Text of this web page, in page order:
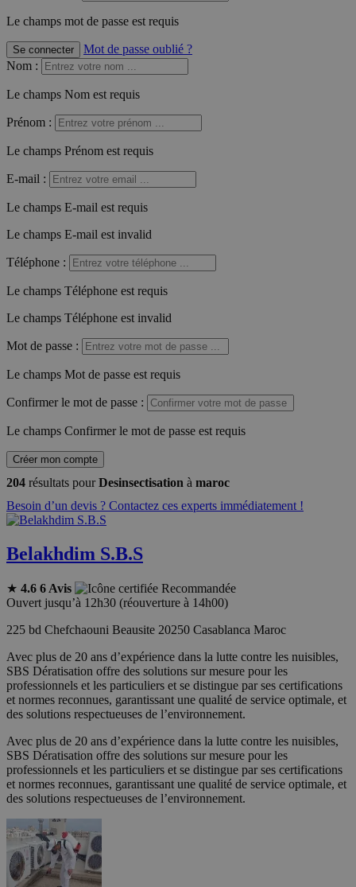
Le champs mot de passe est requis
Se connecter
Mot de passe oublié ?
Nom :
Le champs Nom est requis
Prénom :
Le champs Prénom est requis
E-mail :
Le champs E-mail est requis
Le champs E-mail est invalid
Téléphone :
Le champs Téléphone est requis
Le champs Téléphone est invalid
Mot de passe :
Le champs Mot de passe est requis
Confirmer le mot de passe :
Le champs Confirmer le mot de passe est requis
Créer mon compte
204 résultats pourDesinsectisation à maroc
Besoin d’un devis ? Contactez ces experts immédiatement !
Belakhdim S.B.S
★ 4.6 6 Avis
Recommandée
Ouvert jusqu’à 12h30 (réouverture à 14h00)
225 bd Chefchaouni Beausite 20250 Casablanca Maroc
Avec plus de 20 ans d’expérience dans la lutte contre les nuisibles,
SBS Dératisation offre des solutions sur mesure pour les
professionnels et les particuliers et se distingue par ses certifications
et normes reconnues, garantissant une qualité de service optimale, et
des solutions respectueuses de l’environnement.
Avec plus de 20 ans d’expérience dans la lutte contre les nuisibles,
SBS Dératisation offre des solutions sur mesure pour les
professionnels et les particuliers et se distingue par ses certifications
et normes reconnues, garantissant une qualité de service optimale, et
des solutions respectueuses de l’environnement.